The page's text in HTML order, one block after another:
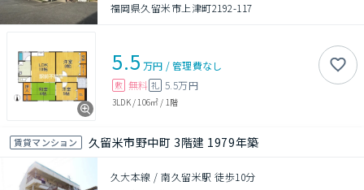
福岡県久留米市上津町2192-117
5.5 万円 /管理費なし
敷 無料 礼 5.5万円
3LDK/ 106㎡ / 1階
賃貸マンション 久留米市野中町 3階建 1979年築
久大本線 / 南久留米駅 徒歩10分